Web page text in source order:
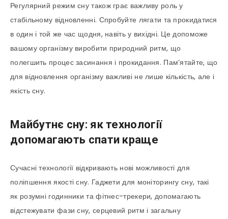
Регулярний режим сну також грає важливу роль у
стабільному відновленні. Спробуйте лягати та прокидатися
в один і той же час щодня, навіть у вихідні. Це допоможе
вашому організму виробити природний ритм, що
полегшить процес засинання і прокидання. Пам’ятайте, що
для відновлення організму важливі не лише кількість, але і
якість сну.
Майбутнє сну: як технології
допомагають спати краще
Сучасні технології відкривають нові можливості для
поліпшення якості сну. Гаджети для моніторингу сну, такі
як розумні годинники та фітнес-трекери, допомагають
відстежувати фази сну, серцевий ритм і загальну